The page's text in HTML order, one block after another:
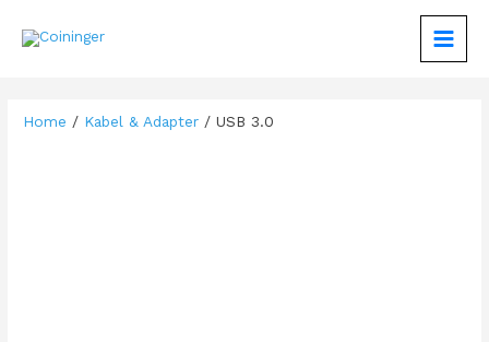
Inhalt
MAIN
Home / Kabel & Adapter / USB 3.0